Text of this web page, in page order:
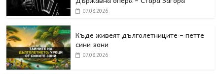
07.08.2026
Къде живеят дълголетниците – петте
сини зони
07.08.2026